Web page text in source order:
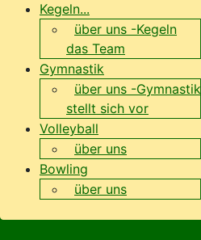
Kegeln...
über uns -Kegeln
das Team
Gymnastik
über uns -Gymnastik
stellt sich vor
Volleyball
über uns
Bowling
über uns